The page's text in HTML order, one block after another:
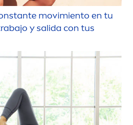
movimiento en tu
y salida con tus